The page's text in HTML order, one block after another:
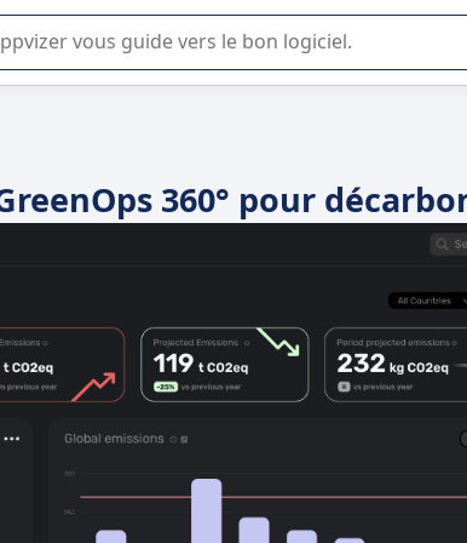
dans l'utilisation ou la sélection de logiciel SaaS en
360° pour